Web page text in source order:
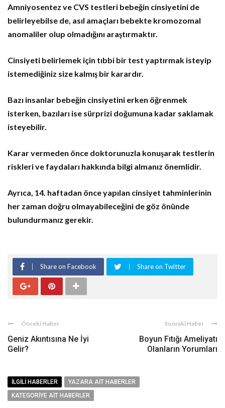
Amniyosentez ve CVS testleri bebeğin cinsiyetini de
belirleyebilse de, asıl amaçları bebekte kromozomal
anomaliler olup olmadığını araştırmaktır.
Cinsiyeti belirlemek için tıbbi bir test yaptırmak isteyip
istemediğiniz size kalmış bir karardır.
Bazı insanlar bebeğin cinsiyetini erken öğrenmek
isterken, bazıları ise sürprizi doğumuna kadar saklamak
isteyebilir.
Karar vermeden önce doktorunuzla konuşarak testlerin
riskleri ve faydaları hakkında bilgi almanız önemlidir.
Ayrıca, 14. haftadan önce yapılan cinsiyet tahminlerinin
her zaman doğru olmayabileceğini de göz önünde
bulundurmanız gerekir.
Share on Facebook Share on Twitter
Önceki Haber
Geniz Akıntısına Ne İyi
Gelir?
Sonraki Haber
Boyun Fıtığı Ameliyatı
Olanların Yorumları
İLGILI HABERLER
YAZARA AIT HABERLER
KATEGORIYE AIT HABERLER